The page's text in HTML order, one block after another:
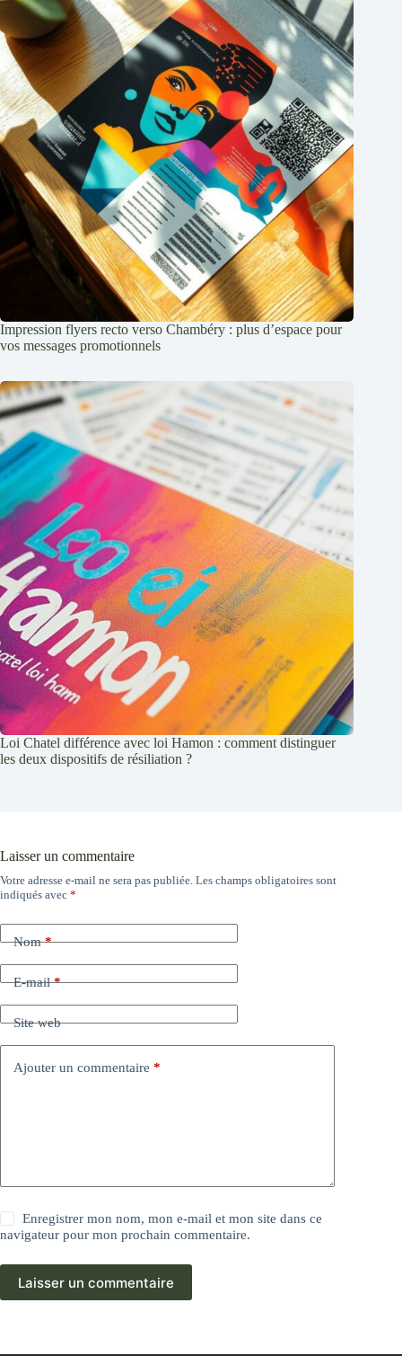
Impression flyers recto verso Chambéry : plus d’espace pour
vos messages promotionnels
Loi Chatel différence avec loi Hamon : comment distinguer
les deux dispositifs de résiliation ?
Laisser un commentaire
Votre adresse e-mail ne sera pas publiée. Les champs obligatoires sont
indiqués avec *
Nom*
E-mail*
Site web
Ajouter un commentaire *
Enregistrer mon nom, mon e-mail et mon site dans ce
navigateur pour mon prochain commentaire.
Laisser un commentaire